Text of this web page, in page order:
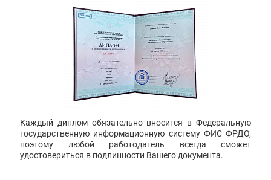
Каждый диплом обязательно вносится в Федеральную
государственную информационную систему ФИС ФРДО,
поэтому любой работодатель всегда сможет
удостовериться в подлинности Вашего документа.